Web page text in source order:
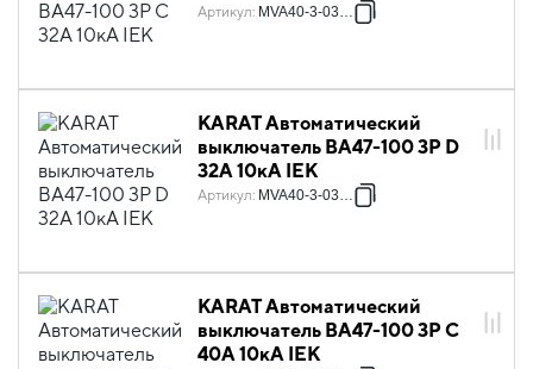
Артикул: MVA40-3-032-C
KARAT Автоматический
выключатель ВА47-100 3P D
32А 10кА IEK
Артикул: MVA40-3-032-D
KARAT Автоматический
выключатель ВА47-100 3P C
40А 10кА IEK